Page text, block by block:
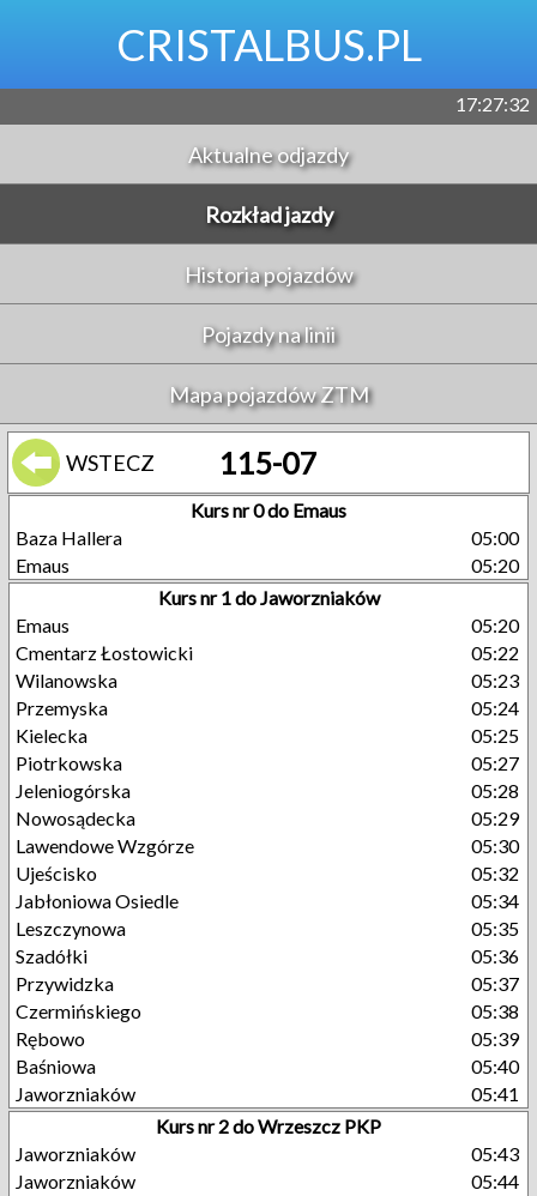
CRISTALBUS.PL
17:27:33
Aktualne odjazdy
Rozkład jazdy
Historia pojazdów
Pojazdy na linii
Mapa pojazdów ZTM
WSTECZ 115-07
Kurs nr 0 do Emaus
Baza Hallera
05:00
Emaus
05:20
Kurs nr 1 do Jaworzniaków
Emaus
05:20
Cmentarz Łostowicki
05:22
Wilanowska
05:23
Przemyska
05:24
Kielecka
05:25
Piotrkowska
05:27
Jeleniogórska
05:28
Nowosądecka
05:29
Lawendowe Wzgórze
05:30
Ujeścisko
05:32
Jabłoniowa Osiedle
05:34
Leszczynowa
05:35
Szadółki
05:36
Przywidzka
05:37
Czermińskiego
05:38
Rębowo
05:39
Baśniowa
05:40
Jaworzniaków
05:41
Kurs nr 2 do Wrzeszcz PKP
Jaworzniaków
05:43
Jaworzniaków
05:44